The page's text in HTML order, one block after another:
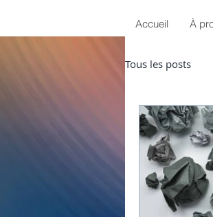
Accueil À
Tous les posts
sérénité